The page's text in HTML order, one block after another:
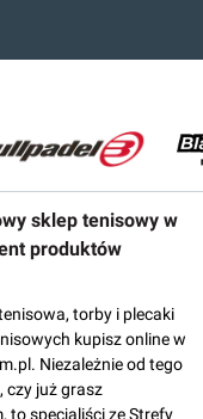
sklep tenisowy w
produktów
torby i plecaki
kupisz online w
Niezależnie od tego
czy już grasz
to specjaliści ze Strefy